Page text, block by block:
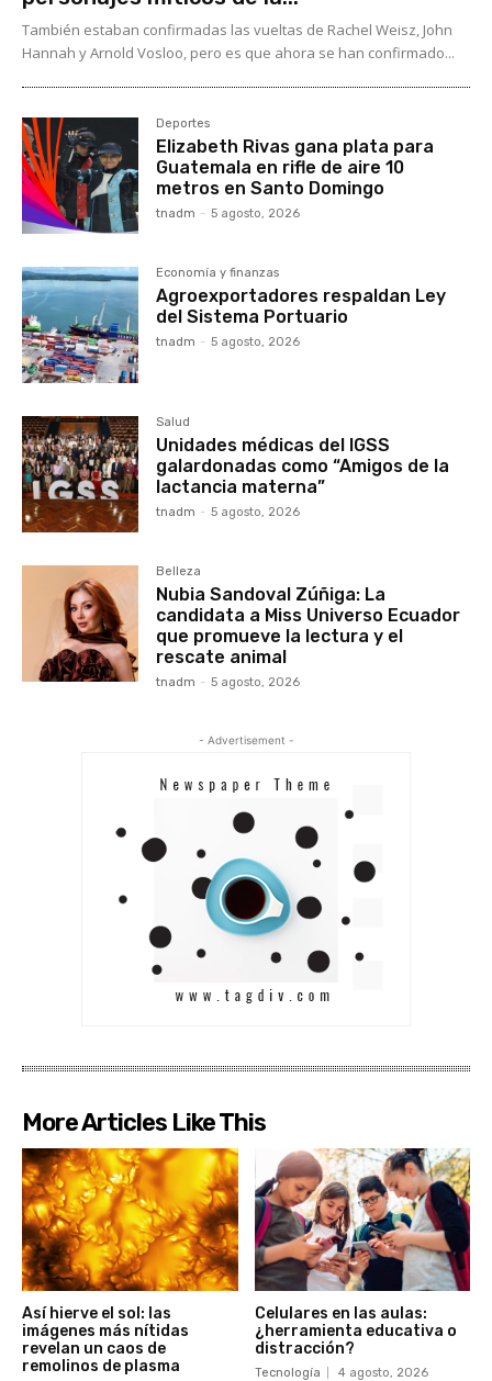
También estaban confirmadas las vueltas de Rachel Weisz, John
Hannah y Arnold Vosloo, pero es que ahora se han confirmado...
Deportes
Elizabeth Rivas gana plata para
Guatemala en rifle de aire 10
metros en Santo Domingo
tnadm - 5 agosto, 2026
Economía y finanzas
Agroexportadores respaldan Ley
del Sistema Portuario
tnadm - 5 agosto, 2026
Salud
Unidades médicas del IGSS
galardonadas como “Amigos de la
lactancia materna”
tnadm - 5 agosto, 2026
Belleza
Nubia Sandoval Zúñiga: La
candidata a Miss Universo Ecuador
que promueve la lectura y el
rescate animal
tnadm - 5 agosto, 2026
- Advertisement -
More Articles Like This
Así hierve el sol: las
imágenes más nítidas
revelan un caos de
remolinos de plasma
Celulares en las aulas:
¿herramienta educativa o
distracción?
Tecnología 4 agosto, 2026